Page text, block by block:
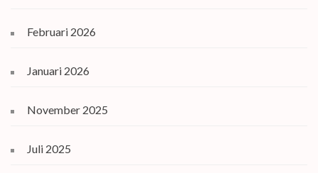
Februari 2026
Januari 2026
November 2025
Juli 2025